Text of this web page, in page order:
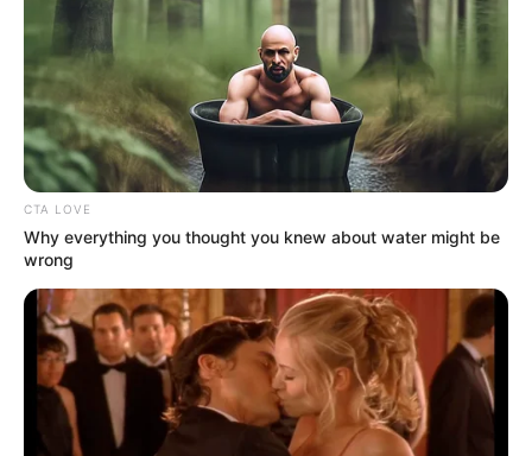
CTA LOVE
Why everything you thought you knew about water might be
wrong